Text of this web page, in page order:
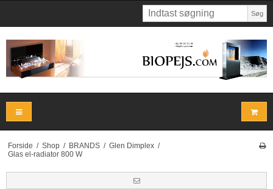
Søg
Forside / Shop / BRANDS / Glen Dimplex /
Glas el-radiator 800 W